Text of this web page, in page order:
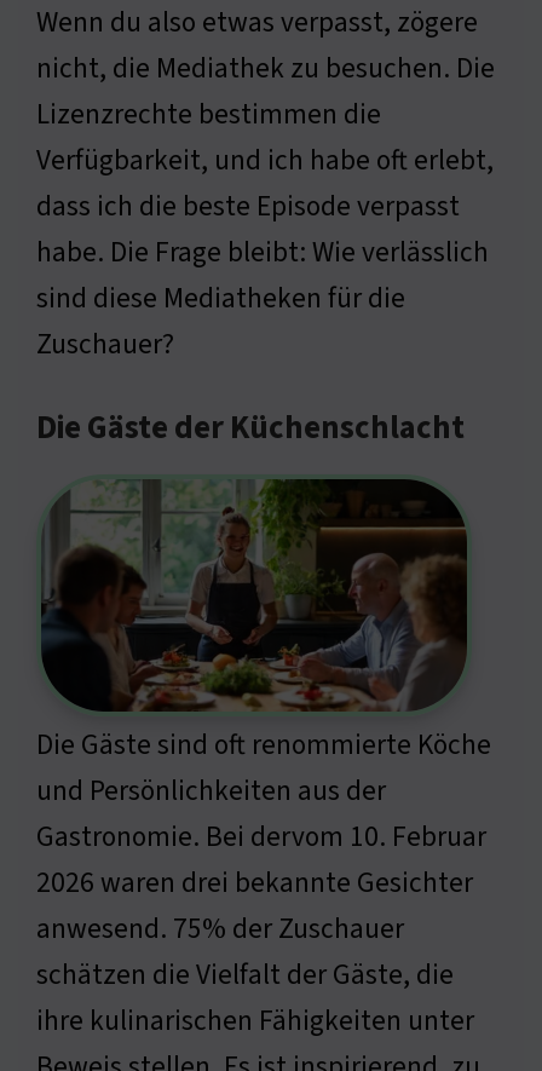
Wenn du also etwas verpasst, zögere
nicht, die Mediathek zu besuchen. Die
Lizenzrechte bestimmen die
Verfügbarkeit, und ich habe oft erlebt,
dass ich die beste Episode verpasst
habe. Die Frage bleibt: Wie verlässlich
sind diese Mediatheken für die
Zuschauer?
Die Gäste der Küchenschlacht
Die Gäste sind oft renommierte Köche
und Persönlichkeiten aus der
Gastronomie. Bei dervom 10. Februar
2026 waren drei bekannte Gesichter
anwesend. 75% der Zuschauer
schätzen die Vielfalt der Gäste, die
ihre kulinarischen Fähigkeiten unter